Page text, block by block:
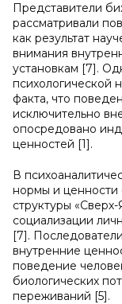
Представители
рассматривали
как результат
внимания
установкам [7].
психологической
факта, что
исключительно
опосредовано
ценностей [1].
В
нормы и ценности
структуры
социализации
[7].
внутренние
поведение
биологических
переживаний [5].